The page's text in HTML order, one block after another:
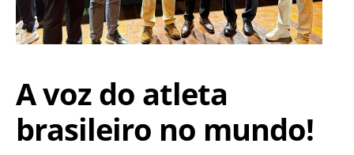
A voz do atleta
brasileiro no mundo!